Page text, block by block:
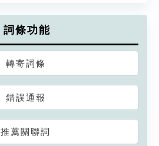
詞條功能
轉寄詞條
錯誤通報
推薦關聯詞